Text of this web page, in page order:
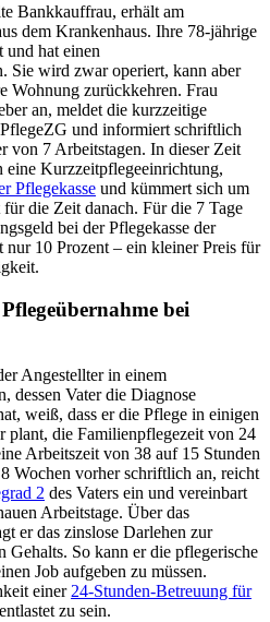
Bankkauffrau, erhält am
dem Krankenhaus. Ihre 78-jährige
und hat einen
Sie wird zwar operiert, kann aber
Wohnung zurückkehren. Frau
an, meldet die kurzzeitige
und informiert schriftlich
von 7 Arbeitstagen. In dieser Zeit
eine Kurzzeitpflegeeinrichtung,
Pflegekasse und kümmert sich um
die Zeit danach. Für die 7 Tage
bei der Pflegekasse der
10 Prozent – ein kleiner Preis für
bei
Angestellter in einem
dessen Vater die Diagnose
weiß, dass er die Pflege in einigen
plant, die Familienpflegezeit von 24
Arbeitszeit von 38 auf 15 Stunden
Wochen vorher schriftlich an, reicht
2 des Vaters ein und vereinbart
Arbeitstage. Über das
er das zinslose Darlehen zur
Gehalts. So kann er die pflegerische
Job aufgeben zu müssen.
einer 24-Stunden-Betreuung für
zu sein.